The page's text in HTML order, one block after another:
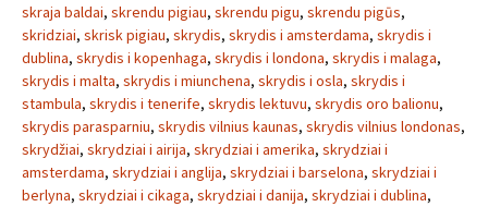
skraja baldai, skrendu pigiau, skrendu pigu, skrendu pigūs,
skridziai, skrisk pigiau, skrydis, skrydis i amsterdama, skrydis i
dublina, skrydis i kopenhaga, skrydis i londona, skrydis i malaga,
skrydis i malta, skrydis i miunchena, skrydis i osla, skrydis i
stambula, skrydis i tenerife, skrydis lektuvu, skrydis oro balionu,
skrydis parasparniu, skrydis vilnius kaunas, skrydis vilnius londonas,
skrydžiai, skrydziai i airija, skrydziai i amerika, skrydziai i
amsterdama, skrydziai i anglija, skrydziai i barselona, skrydziai i
berlyna, skrydziai i cikaga, skrydziai i danija, skrydziai i dublina,